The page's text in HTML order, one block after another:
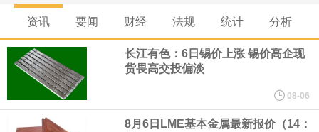
的海军全新核动力“黄金舰队”可能需要在今后数十年间支出约2750
亿美元。其中，首艘“特朗普级”战列舰“无畏”号预估造价比原来至少
高50%。
芝加哥期权交易所全球市场公司（CBOE GLOBAL MARKETS
资讯 要闻 财经 法规 统计 分析
长江有色：6日锡价上涨 锡价高企现
货畏高交投偏淡
08-06
8月6日LME基本金属最新报价（14：